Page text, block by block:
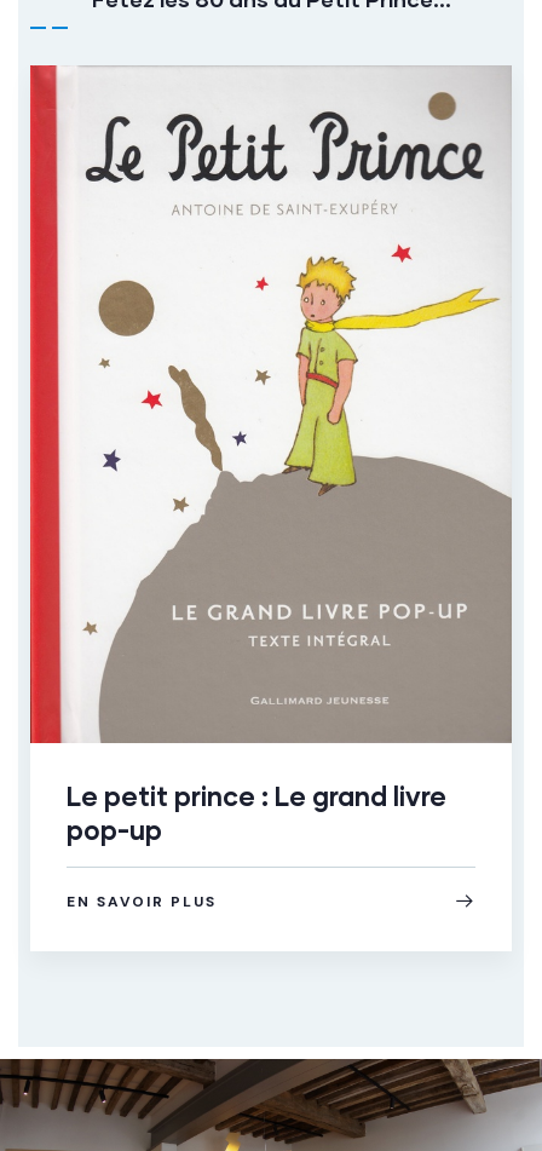
Le petit prince : Le grand livre
pop-up
EN SAVOIR PLUS